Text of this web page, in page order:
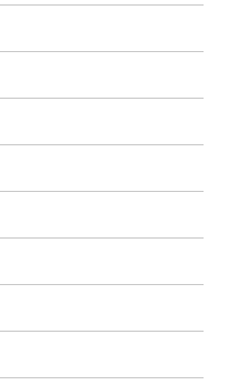
個人情報保護方針